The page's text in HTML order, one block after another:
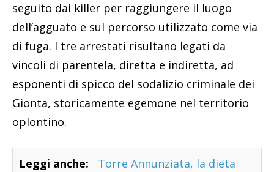
seguito dai killer per raggiungere il luogo
dell’agguato e sul percorso utilizzato come via
di fuga. I tre arrestati risultano legati da
vincoli di parentela, diretta e indiretta, ad
esponenti di spicco del sodalizio criminale dei
Gionta, storicamente egemone nel territorio
oplontino.
Leggi anche:
Torre Annunziata, la dieta